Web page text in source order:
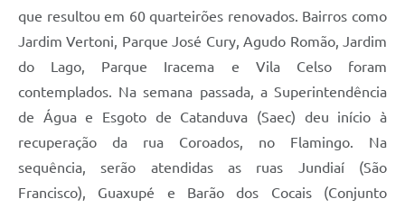
que resultou em 60 quarteirões renovados. Bairros como
Jardim Vertoni, Parque José Cury, Agudo Romão, Jardim
do Lago, Parque Iracema e Vila Celso foram
contemplados. Na semana passada, a Superintendência
de Água e Esgoto de Catanduva (Saec) deu início à
recuperação da rua Coroados, no Flamingo. Na
sequência, serão atendidas as ruas Jundiaí (São
Francisco), Guaxupé e Barão dos Cocais (Conjunto